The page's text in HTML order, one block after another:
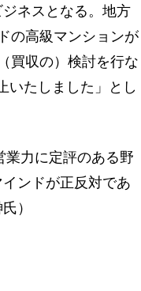
ネスとなる。地方
の高級マンションが
買収の）検討を行な
いたしました」とし
業力に定評のある野
ンドが正反対であ
）